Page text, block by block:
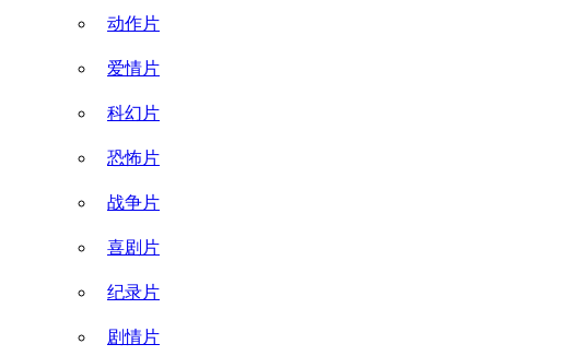
动作片
爱情片
科幻片
恐怖片
战争片
喜剧片
纪录片
剧情片